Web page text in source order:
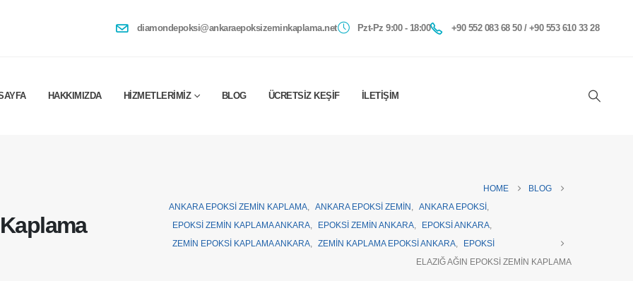
diamondepoksi@ankaraepoksizeminkaplama.net Pzt-Pz 9:00 - 18:00 +90 552 083 68 50 / +90 553 610 33 28
HAKKIMIZDA HIZMETLERIMIZ BLOG ÜCRETSIZ KEŞIF İLETIŞIM
HOME
BLOG
ANKARA EPOKSI ZEMIN KAPLAMA
ANKARA EPOKSI ZEMIN ANKARA EPOKSI
EPOKSI ZEMIN KAPLAMA ANKARA
EPOKSI ZEMIN ANKARA EPOKSI ANKARA
ZEMIN EPOKSI KAPLAMA ANKARA
ZEMIN KAPLAMA EPOKSI ANKARA
EPOKSI
ELAZIĞ AĞIN EPOKSI ZEMIN KAPLAMA